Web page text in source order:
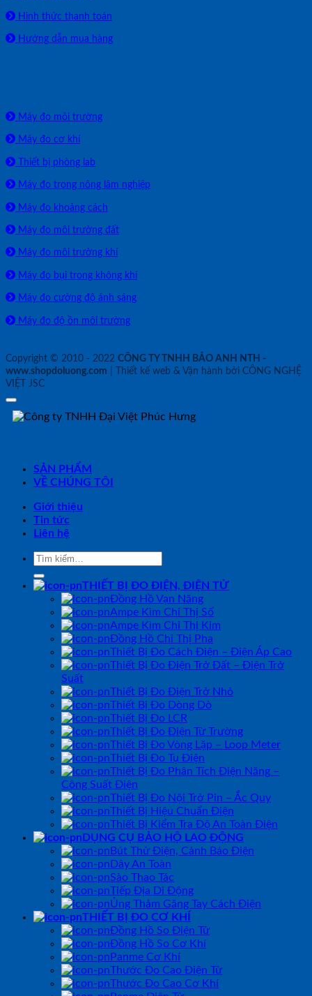
Hình thức thanh toán
Hướng dẫn mua hàng
Máy đo môi trường
Máy đo cơ khí
Thiết bị phòng lab
Máy đo trong nông lâm nghiệp
Máy đo khoảng cách
Máy đo môi trường đất
Máy đo môi trường khí
Máy đo bụi trong không khí
Máy đo cường độ ánh sáng
Máy đo độ ồn môi trường
Copyright © 2010 - 2022 CÔNG TY TNHH BẢO ANH NTH -
www.shopdoluong.com | Thiết kế web & Vận hành bởi CÔNG NGHỆ
VIỆT JSC
SẢN PHẨM
VỀ CHÚNG TÔI
Giới thiệu
Tin tức
Liên hệ
Tìm
THIẾT BỊ ĐO ĐIỆN, ĐIỆN TỬ
Đồng Hồ Vạn Năng
Ampe Kìm Chỉ Thị Số
Ampe Kìm Chỉ Thị Kim
Đồng Hồ Chỉ Thị Pha
Thiết Bị Đo Cách Điện – Điện Áp Cao
Thiết Bị Đo Điện Trở Đất – Điện Trở
Suất
Thiết Bị Đo Điện Trở Nhỏ
Thiết Bị Đo Dòng Dò
Thiết Bị Đo LCR
Thiết Bị Đo Điện Từ Trường
Thiết Bị Đo Vòng Lặp – Loop Meter
Thiết Bị Đo Tụ Điện
Thiết Bị Đo Phân Tích Điện Năng –
Công Suất Điện
Thiết Bị Đo Nội Trở Pin – Ắc Quy
Thiết Bị Hiệu Chuẩn Điện
Thiết Bị Kiểm Tra Độ An Toàn Điện
DỤNG CỤ BẢO HỘ LAO ĐỘNG
Bút Thử Điện, Cảnh Báo Điện
Dây An Toàn
Sào Thao Tác
Tiếp Địa Di Động
Ủng Thảm Găng Tay Cách Điện
THIẾT BỊ ĐO CƠ KHÍ
Đồng Hồ So Điện Tử
Đồng Hồ So Cơ Khí
Panme Cơ Khí
Thước Đo Cao Điện Tử
Thước Đo Cao Cơ Khí